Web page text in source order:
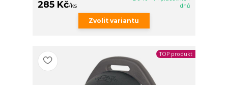
285 Kč/ks
dnů
Zvolit variantu
TOP produkt